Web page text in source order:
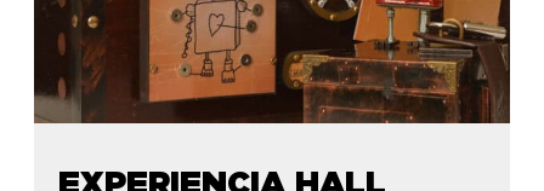
EXPERIENCIA HALL